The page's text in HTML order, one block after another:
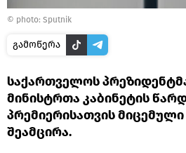
© photo: Sputnik
გამოწერა
საქართველოს
მინისტრთა კაბინეტის
პრემიერისათვის
შეამცირა.